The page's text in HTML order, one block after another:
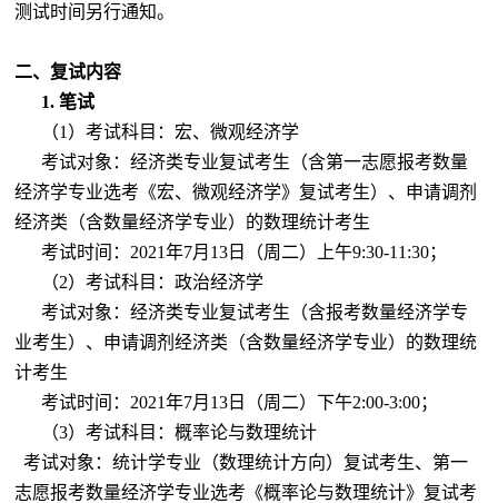
测试时间另行通知。
二、复试内容
1. 笔试
（1 ）考试科目：宏、微观经济学
考试对象：经济类专业复试考生（含第一志愿报考数量
经济学专业选考《宏、微观经济学》复试考生）、申请调剂
经济类（含数量经济学专业）的数理统计考生
考试时间： 2021年7月 13日（周二）上午9:30-11:30；
（2）考试科目：政治经济学
考试对象：经济类专业复试考生（含报考数量经济学专
业考生）、申请调剂经济类（含数量经济学专业）的数理统
计考生
考试时间： 2021年7月 13日（周二）下午2:00-3:00；
（3）考试科目：概率论与数理统计
考试对象：统计学专业（数理统计方向）复试考生、第一
志愿报考数量经济学专业选考《概率论与数理统计》复试考